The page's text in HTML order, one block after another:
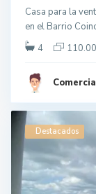
Casa para la
en el Barrio
4
Destacados